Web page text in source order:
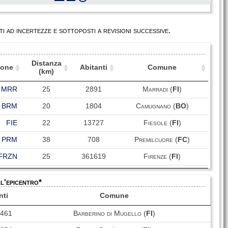
incertezze e sottoposti a revisioni successive.
Distanza
(km)
Abitanti Comune
Distanza
(km)
Abitanti Comune
MRR 25 2891 Marradi ( FI)
BRM 20 1804 Camugnano (BO)
FIE 22 13727 Fiesole (FI )
PRM 38 708 Premilcuore ( FC)
25 361619 Firenze ( FI)
MDG 42 4326 Modigliana (FC)
Civitella di Romagna
Comune
Barberino di Mugello (FI )